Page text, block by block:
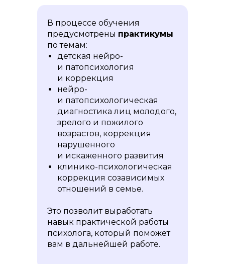
В процессе обучения
предусмотрены практикумы
по темам:
детская нейро-
и патопсихология
и коррекция
нейро-
и патопсихологическая
диагностика лиц молодого,
зрелого и пожилого
возрастов, коррекция
нарушенного
и искаженного развития
клинико-психологическая
коррекция созависимых
отношений в семье.
Это позволит выработать
навык практической работы
психолога, который поможет
вам в дальнейшей работе.